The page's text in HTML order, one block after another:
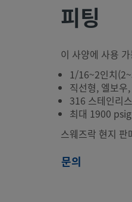
피팅
이 사양에 사용
1/16~2인치
직선형, 엘보우
316 스테인리
최대 1900
스웨즈락 현지 판
문의